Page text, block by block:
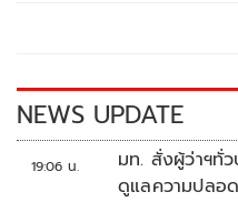
k k
NEWS UPDATE
19:06 น.
มท. สั่งผู้ว่าฯทั่
ดูแลความปลอ